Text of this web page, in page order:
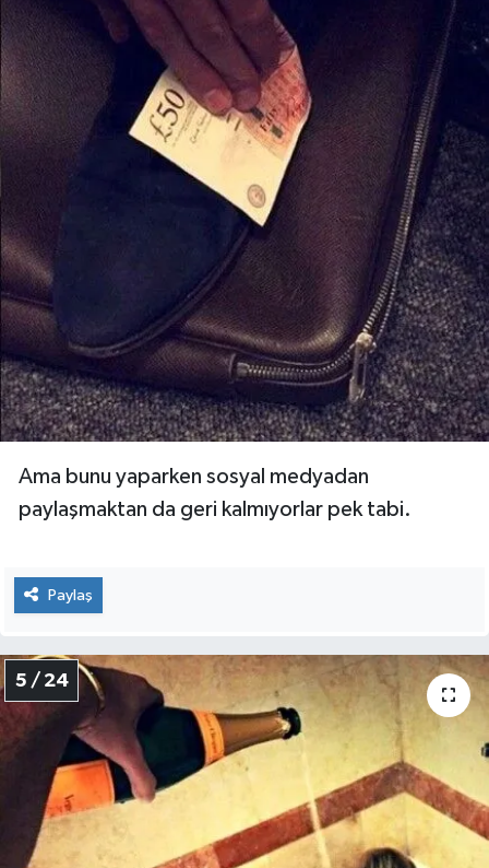
Ama bunu yaparken sosyal medyadan
paylaşmaktan da geri kalmıyorlar pek tabi.
Paylaş
5 / 24